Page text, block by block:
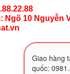
10 Nguyễn
Giao hàng
quốc: